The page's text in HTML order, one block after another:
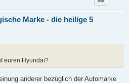
Marke - die heilige 5
euren Hyundai?
anderer bezüglich der Automarke